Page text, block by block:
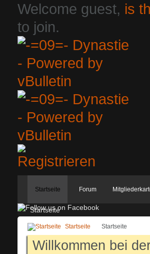
Welcome guest, is
to join.
Startseite
Startseite
Forum
Startseite Startseite
Willkommen bei